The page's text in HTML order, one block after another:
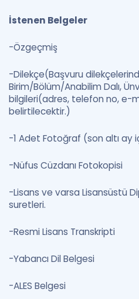
İstenen Belgeler
-Özgeçmiş
-Dilekçe(Başvuru
Birim/Bölüm/Anabilim Dalı,
bilgileri(adres, telefon no, e-
belirtilecektir.)
-1 Adet Fotoğraf (son altı ay
-Nüfus Cüzdanı Fotokopisi
-Lisans ve varsa Lisansüstü
suretleri.
-Resmi Lisans Transkripti
-Yabancı Dil Belgesi
-ALES Belgesi